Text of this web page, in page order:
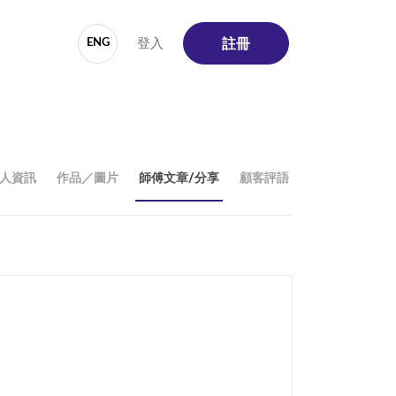
ENG 登入 註冊
資訊 作品／圖片 師傅文章/分享 顧客評語